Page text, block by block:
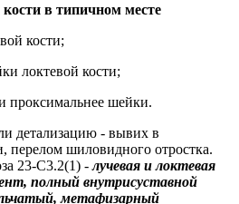
в типичном месте
кости;
локтевой кости;
проксимальнее шейки.
детализацию - вывих в
перелом шиловидного отростка.
23-С3.2(1) -лучевая и локтевая
полный внутрисуставной
метафизарный